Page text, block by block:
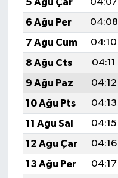
6 Ağu Per
04:08
7 Ağu Cum
04:10
8 Ağu Cts
04:11
9 Ağu Paz
04:12
10 Ağu Pts
04:13
11 Ağu Sal
04:15
12 Ağu Çar
04:16
13 Ağu Per
04:17